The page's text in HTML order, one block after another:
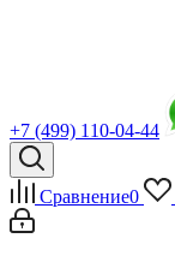
+7 (499) 110-04-44
Сравнение0